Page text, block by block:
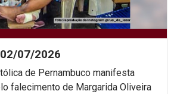
07/2026
de Pernambuco manifesta
falecimento de Margarida Oliveira